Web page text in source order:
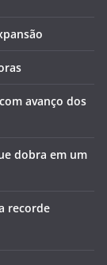
avanço dos
dobra em um
recorde